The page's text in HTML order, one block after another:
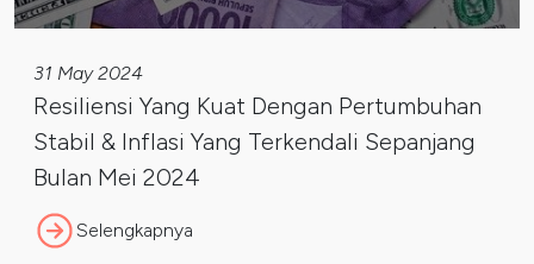
31 May 2024
Resiliensi Yang Kuat Dengan Pertumbuhan
Stabil & Inflasi Yang Terkendali Sepanjang
Bulan Mei 2024
Selengkapnya